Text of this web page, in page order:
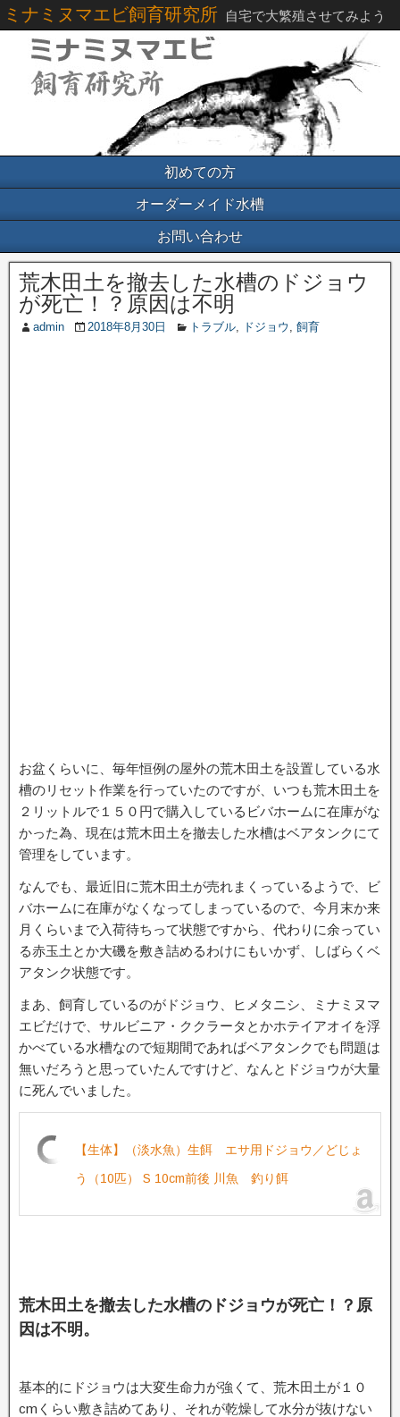
ミナミヌマエビ飼育研究所 自宅で大繁殖させてみよう
初めての方
オーダーメイド水槽
お問い合わせ
荒木田土を撤去した水槽のドジョウ
が死亡！？原因は不明
admin 2018年8月30日 トラブル, ドジョウ , 飼育
お盆くらいに、毎年恒例の屋外の荒木田土を設置している水
槽のリセット作業を行っていたのですが、いつも荒木田土を
２リットルで１５０円で購入しているビバホームに在庫がな
かった為、現在は荒木田土を撤去した水槽はベアタンクにて
管理をしています。
なんでも、最近旧に荒木田土が売れまくっているようで、ビ
バホームに在庫がなくなってしまっているので、今月末か来
月くらいまで入荷待ちって状態ですから、代わりに余ってい
る赤玉土とか大磯を敷き詰めるわけにもいかず、しばらくベ
アタンク状態です。
まあ、飼育しているのがドジョウ、ヒメタニシ、ミナミヌマ
エビだけで、サルビニア・ククラータとかホテイアオイを浮
かべている水槽なので短期間であればベアタンクでも問題は
無いだろうと思っていたんですけど、なんとドジョウが大量
に死んでいました。
【生体】（淡水魚）生餌 エサ用ドジョウ／どじょ
う（10匹） S 10cm前後 川魚 釣り餌
荒木田土を撤去した水槽のドジョウが死亡！？原
因は不明。
基本的にドジョウは大変生命力が強くて、荒木田土が１０
cmくらい敷き詰めてあり、それが乾燥して水分が抜けない